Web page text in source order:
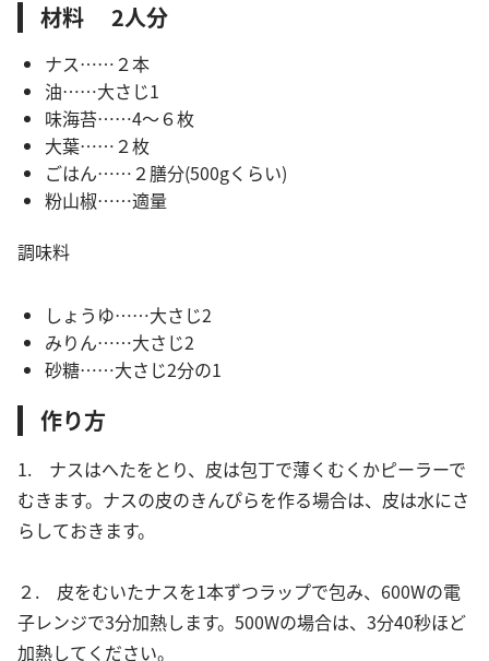
材料 2人分
ナス……２本
油……大さじ1
味海苔……4～６枚
大葉……２枚
ごはん……２膳分(500gくらい)
粉山椒……適量
調味料
しょうゆ……大さじ2
みりん……大さじ2
砂糖……大さじ2分の1
作り方
1. ナスはへたをとり、皮は包丁で薄くむくかピーラーで
むきます。ナスの皮のきんぴらを作る場合は、皮は水にさ
らしておきます。
２. 皮をむいたナスを1本ずつラップで包み、600Wの電
子レンジで3分加熱します。500Wの場合は、3分40秒ほど
加熱してください。